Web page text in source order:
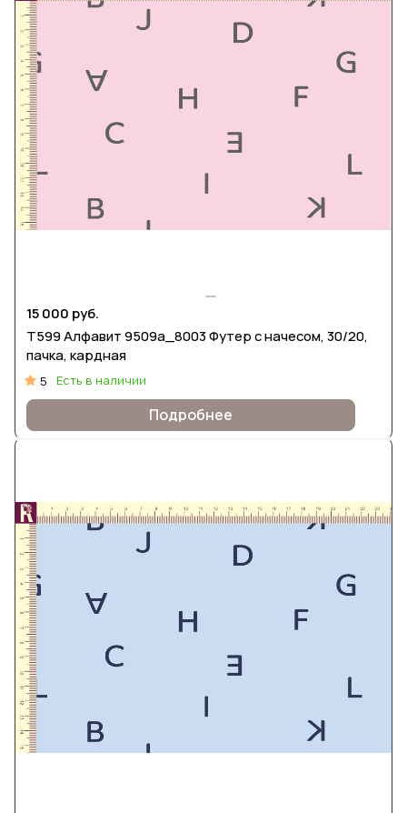
15 000 руб.
Т599 Алфавит 9509а_8003 Футер с начесом, 30/20,
пачка, кардная
5 Есть в наличии
Подробнее